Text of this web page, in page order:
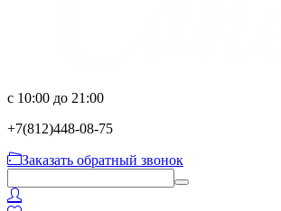
с 10:00 до 21:00
+7(812)448-08-75
Заказать обратный звонок